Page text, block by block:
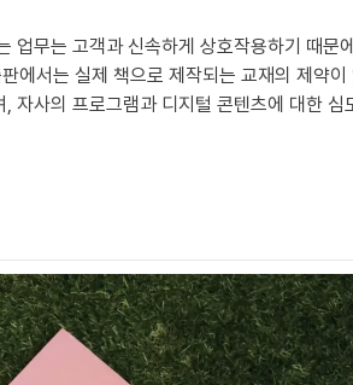
업무는 고객과 신속하게 상호작용하기 때문
에서는 실제 책으로 제작되는 교재의 제약이
자사의 프로그램과 디지털 콘텐츠에 대한 심